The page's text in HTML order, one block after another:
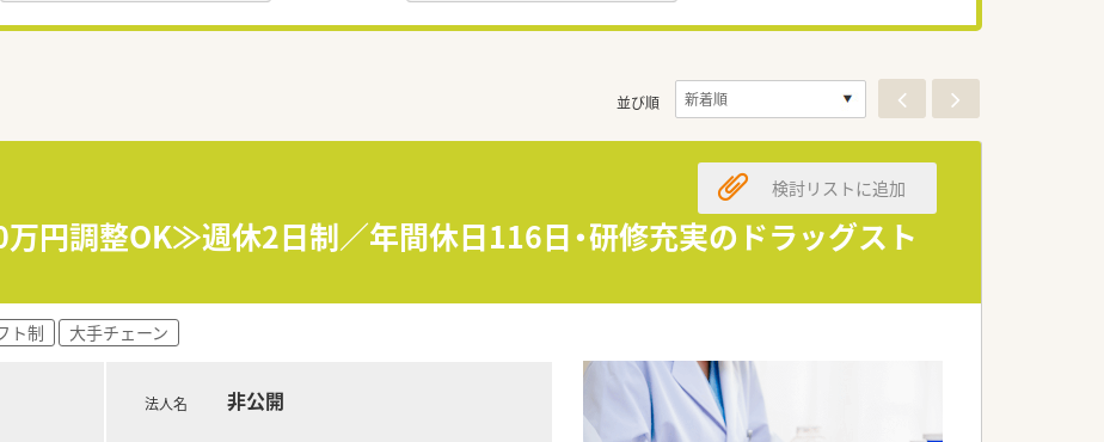
並び順
万円調整OK≫週休2日制／年間休日116日・研修充実のドラッグスト
検討リストに追加
ト制 大手チェーン
法人名 非公開